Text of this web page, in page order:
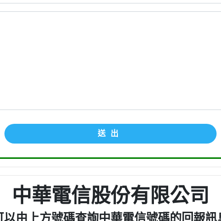
送出
中華電信股份有限公司
以由上方號碼查詢中華電信號碼的回報訊